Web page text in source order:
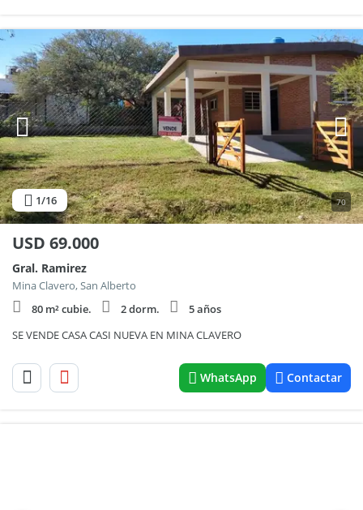
1/16 70
USD 69.000
Gral. Ramirez
Mina Clavero, San Alberto
80 m² cubie.
2 dorm.
5 años
SE VENDE CASA CASI NUEVA EN MINA CLAVERO
WhatsApp Contactar